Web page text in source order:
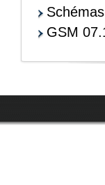
GSM